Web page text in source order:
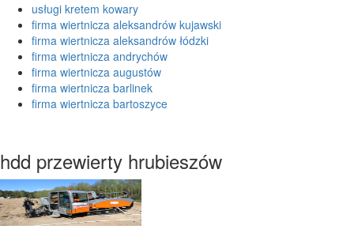
usługi kretem kowary
firma wiertnicza aleksandrów kujawski
firma wiertnicza aleksandrów łódzki
firma wiertnicza andrychów
firma wiertnicza augustów
firma wiertnicza barlinek
firma wiertnicza bartoszyce
hdd przewierty hrubieszów